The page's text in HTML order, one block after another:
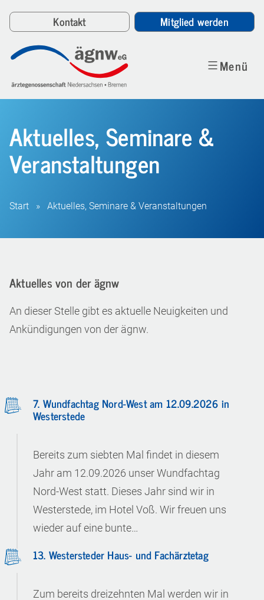
Inhalt
springen
Kontakt Mitglied werden
Menü
Aktuelles, Seminare &
Veranstaltungen
Start » Aktuelles, Seminare & Veranstaltungen
Aktuelles von der ägnw
An dieser Stelle gibt es aktuelle Neuigkeiten und
Ankündigungen von der ägnw.
7. Wundfachtag Nord-West am 12.09.2026 in
Westerstede
Bereits zum siebten Mal findet in diesem
Jahr am 12.09.2026 unser Wundfachtag
Nord-West statt. Dieses Jahr sind wir in
Westerstede, im Hotel Voß. Wir freuen uns
wieder auf eine bunte…
13. Westersteder Haus- und Fachärztetag
Zum bereits dreizehnten Mal werden wir in